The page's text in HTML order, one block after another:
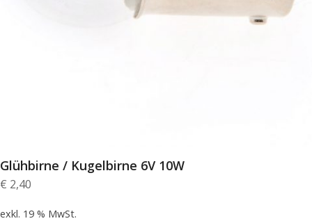
Glühbirne / Kugelbirne 6V 10W
€ 2,40
exkl. 19 % MwSt.